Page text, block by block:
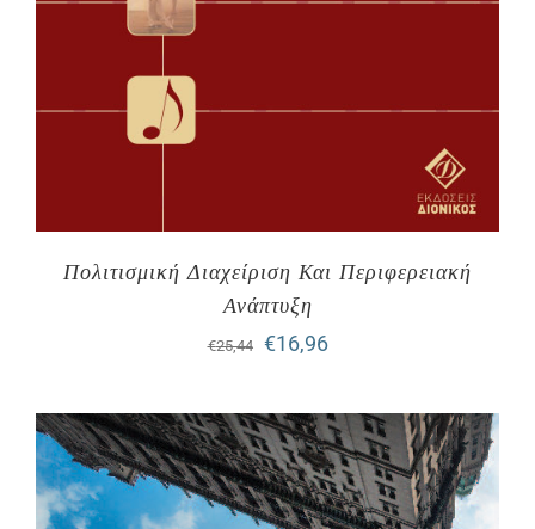
Πολιτισμική Διαχείριση Και Περιφερειακή
Ανάπτυξη
€25,44
Original
was:
€25,44.
€16,96Η
τιμή
είναι:
€16,96.